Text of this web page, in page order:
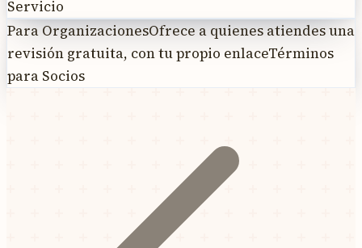
Servicio
Para OrganizacionesOfrece a quienes atiendes una
revisión gratuita, con tu propio enlaceTérminos
para Socios